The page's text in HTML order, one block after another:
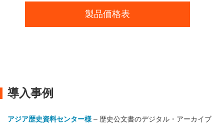
製品価格表
導入事例
アジア歴史資料センター様 – 歴史公文書のデジタル・アーカイブ